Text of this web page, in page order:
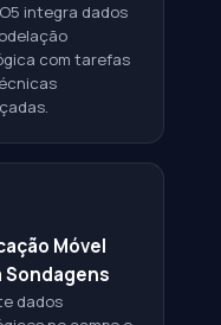
integra dados
com tarefas
Móvel
Sondagens
dados